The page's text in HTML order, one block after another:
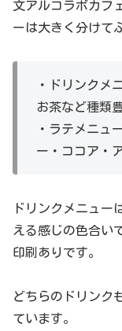
文アルコラボカフ
ーは大きく分けて
・ドリンクメ
お茶など種類
・ラテメニュ
ー・ココア・
ドリンクメニュー
える感じの色合い
印刷ありです。
どちらのドリンク
ています。